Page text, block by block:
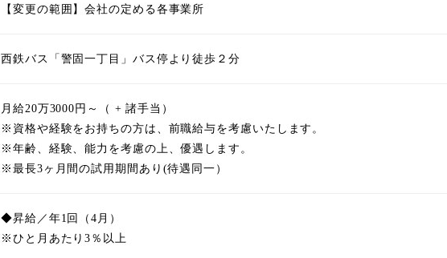
【変更の範囲】会社の定める各事業所
西鉄バス「警固一丁目」バス停より徒歩２分
月給20万3000円～（ + 諸手当）
※資格や経験をお持ちの方は、前職給与を考慮いたします。
※年齢、経験、能力を考慮の上、優遇します。
※最長3ヶ月間の試用期間あり(待遇同一）
◆昇給／年1回（4月）
※ひと月あたり3％以上